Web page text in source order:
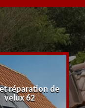
réparation de
velux 62